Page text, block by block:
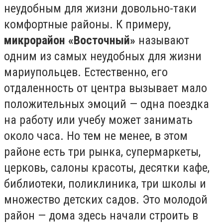
неудобным для жизни довольно-таки
комфортные районы. К примеру,
микрорайон «Восточный» называют
одним из самых неудобных для жизни
мариупольцев. Естественно, его
отдаленность от центра вызывает мало
положительных эмоций — одна поездка
на работу или учебу может занимать
около часа. Но тем не менее, в этом
районе есть три рынка, супермаркеты,
церковь, салоны красоты, десятки кафе,
библиотеки, поликлиника, три школы и
множество детских садов. Это молодой
район — дома здесь начали строить в